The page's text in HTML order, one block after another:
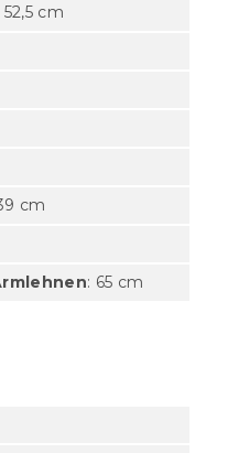
52,5 cm
cm
: 65 cm